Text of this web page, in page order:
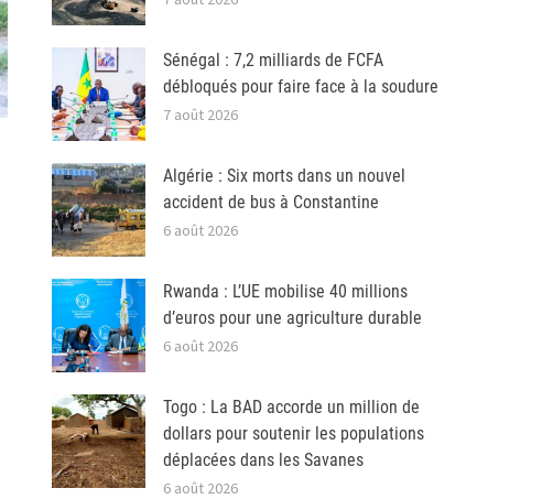
Sénégal : 7,2 milliards de FCFA
débloqués pour faire face à la soudure
7 août 2026
Algérie : Six morts dans un nouvel
accident de bus à Constantine
6 août 2026
Rwanda : L’UE mobilise 40 millions
d’euros pour une agriculture durable
6 août 2026
Togo : La BAD accorde un million de
dollars pour soutenir les populations
déplacées dans les Savanes
6 août 2026